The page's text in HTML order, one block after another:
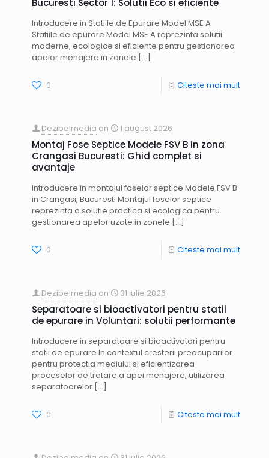
Bucuresti Sector 1: Solutii Eco si eficiente
Introducere in Statiile de Epurare Model MSE A
Statiile de epurare Model MSE A reprezinta solutii
moderne, ecologice si eficiente pentru gestionarea
apelor menajere in zonele […]
0 Citeste mai mult
Dezibelmedia on 1 august 2026
Montaj Fose Septice Modele FSV B in zona
Crangasi Bucuresti: Ghid complet si
avantaje
Introducere in montajul foselor septice Modele FSV B
in Crangasi, Bucuresti Montajul foselor septice
reprezinta o solutie practica si ecologica pentru
gestionarea apelor uzate in zonele […]
0 Citeste mai mult
Dezibelmedia on 31 iulie 2026
Separatoare si bioactivatori pentru statii
de epurare in Voluntari: solutii performante
Introducere in separatoare si bioactivatori pentru
statii de epurare In contextul cresterii preocuparilor
pentru protectia mediului si eficientizarea
proceselor de tratare a apei menajere, utilizarea
separatoarelor […]
0 Citeste mai mult